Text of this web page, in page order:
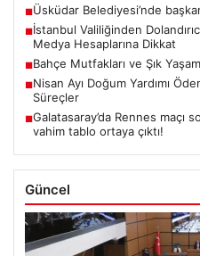
■Üsküdar Belediyesi’nde
■İstanbul Valiliğinden
Medya Hesaplarına Dikkat
■Bahçe Mutfakları ve Şık
■Nisan Ayı Doğum Yardımı
Süreçler
■Galatasaray’da Rennes maçı
vahim tablo ortaya çıktı!
Güncel